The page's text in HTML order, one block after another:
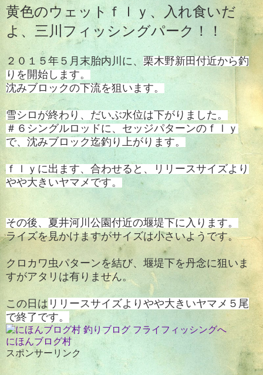
黄色のウェットｆｌｙ、入れ食いだ
よ、三川フィッシングパーク！！
２０１５年５月末胎内川に、 栗木野新田付近から釣
りを開始します。
沈みブロックの下流を狙います。
雪シロが終わり、だいぶ水位は下がりました。
＃６シングルロッドに、セッジパターンのｆｌｙ
で、沈みブロック迄釣り上がります。
ｆｌｙに出ます、合わせると、リリースサイズより
やや大きいヤマメです。
その後、夏井河川公園付近の堰堤下に入ります。
ライズを見かけますがサイズは小さいようです。
クロカワ虫パターンを結び、堰堤下を丹念に狙いま
すがアタリは有りません。
この日は リリ ースサイズよりやや大きいヤマメ５尾
で終了です。
にほんブログ村
スポンサーリンク